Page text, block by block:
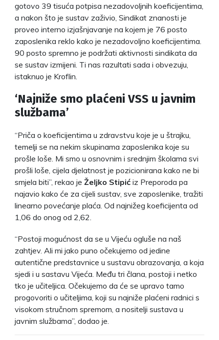
gotovo 39 tisuća potpisa nezadovoljnih koeficijentima,
a nakon što je sustav zaživio, Sindikat znanosti je
proveo interno izjašnjavanje na kojem je 76 posto
zaposlenika reklo kako je nezadovoljno koeficijentima.
90 posto spremno je podržati aktivnosti sindikata da
se sustav izmijeni. Ti nas razultati sada i obvezuju,
istaknuo je Kroflin.
‘Najniže smo plaćeni VSS u javnim
službama’
“Priča o koeficijentima u zdravstvu koje je u štrajku,
temelji se na nekim skupinama zaposlenika koje su
prošle loše. Mi smo u osnovnim i srednjim školama svi
prošli loše, cijela djelatnost je pozicionirana kako ne bi
smjela biti”, rekao je Željko Stipić iz Preporoda pa
najavio kako će za cijeli sustav, sve zaposlenike, tražiti
linearno povećanje plaća. Od najnižeg koeficijenta od
1,06 do onog od 2,62.
“Postoji mogućnost da se u Vijeću ogluše na naš
zahtjev. Ali mi jako puno očekujemo od jedine
autentične predstavnice u sustavu obrazovanja, a koja
sjedi i u sastavu Vijeća. Među tri člana, postoji i netko
tko je učiteljica. Očekujemo da će se upravo tamo
progovoriti o učiteljima, koji su najniže plaćeni radnici s
visokom stručnom spremom, a nositelji sustava u
javnim službama”, dodao je.